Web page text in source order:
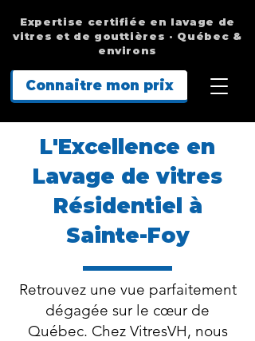
Expertise certifiée en lavage de
vitres et de gouttières · Québec &
environs
Connaitre mon prix
L'Excellence en
Lavage de vitres
Résidentiel à
Sainte-Foy
Retrouvez une vue parfaitement
dégagée sur le cœur de
Québec. Chez VitresVH, nous